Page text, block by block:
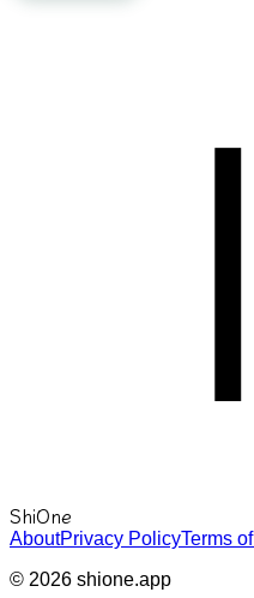
ShiOne
AboutPrivacy PolicyTerms
© 2026 shione.app